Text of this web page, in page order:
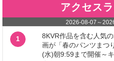
アクセス
2026-08-07 ～
1
8KVR作品を含む人気
画が「春のパンツまつ
(水)朝9:59まで開催～